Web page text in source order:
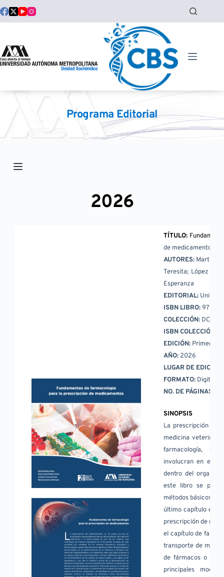
al
contenido
Programa Editorial
2026
TÍTULO:
de medicamentos.
AUTORES: Martínez
Teresita; López
Esperanza
EDITORIAL:
ISBN LIBRO: 978-
COLECCIÓN: DCBS
ISBN COLECCIÓN:
EDICIÓN: Primera
AÑO: 2026
LUGAR DE EDICIÓN:
FORMATO: Digital
NO. DE PÁGINAS:
SINOPSIS
La prescripción de
medicina
farmacología,
involucran en
dentro del
este libro se
métodos básicos de
último capítulo
prescripción de
el capítulo de
transporte de
de fármacos o sus
principales